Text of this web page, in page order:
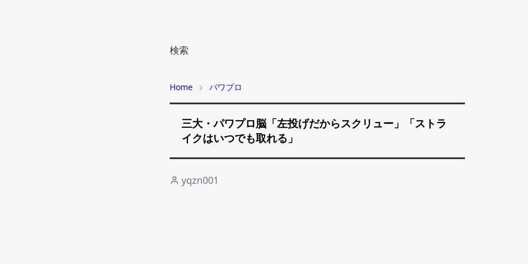
検索
Home パワプロ
三大・パワプロ脳「左投げだからスクリュー」「ストラ
イクはいつでも取れる」
yqzn001